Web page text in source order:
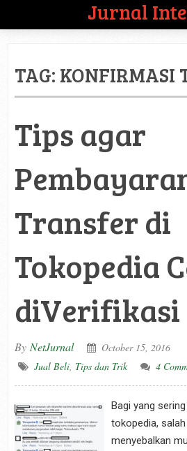
Jurnal
TAG: KONFIRMASI
Tips agar
Transfer di
Tokopedia
diVerifikasi
By NetJurnal
October 15, 2016
Jual Beli, Tips dan Trik 4
Bagi yang
tokopedia,
menyebalkan